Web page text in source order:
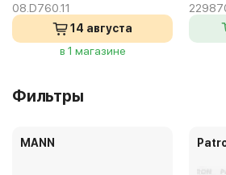
08.D760.11
14 августа
в 1 магазине
Фильтры
MANN